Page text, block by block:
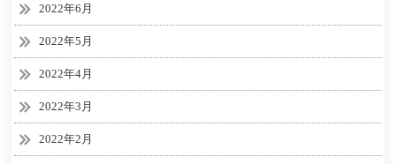
2022年6月
2022年5月
2022年4月
2022年3月
2022年2月